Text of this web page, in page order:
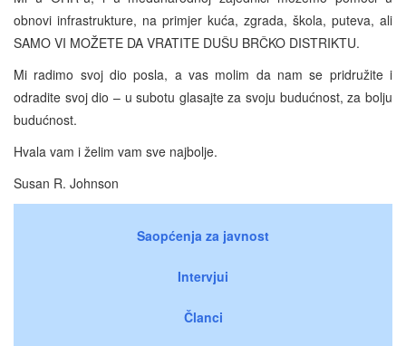
obnovi infrastrukture, na primjer kuća, zgrada, škola, puteva, ali
SAMO VI MOŽETE DA VRATITE DUŠU BRČKO DISTRIKTU.
Mi radimo svoj dio posla, a vas molim da nam se pridružite i
odradite svoj dio – u subotu glasajte za svoju budućnost, za bolju
budućnost.
Hvala vam i želim vam sve najbolje.
Susan R. Johnson
Saopćenja za javnost
Intervjui
Članci